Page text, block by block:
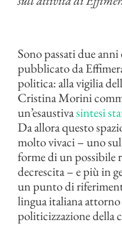
Sono passati due
pubblicato da
politica: alla vigilia
Cristina Morini
un’esaustivasintesi
Da allora questo
molto vivaci – uno
forme di un possibile
decrescita – e più in
un punto di
lingua italiana attorno
politicizzazione della